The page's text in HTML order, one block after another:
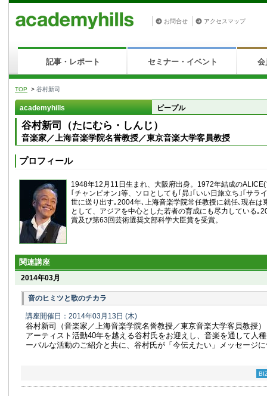
お問合せ アクセスマップ
記事・レポート セミナー・イベント 会
TOP > 谷村新司
academyhills ピープル
谷村新司（たにむら・しんじ）
音楽家／上海音楽学院名誉教授／東京音楽大学客員教授
プロフィール
1948年12月11日生まれ、大阪府出身。1972年結成の
｢チャンピオン｣等、ソロとしても｢昴｣｢いい日旅立ち｣｢サラ
世に送り出す｡2004年､上海音楽学院常任教授に就任､現在は
として、アジアを中心とした若者の育成にも尽力している｡
賞及び第63回芸術選奨文部科学大臣賞を受賞。
関連講座
2014年03月
音のヒミツと歌のチカラ
講座開催日：2014年03月13日 (木)
谷村新司（音楽家／上海音楽学院名誉教授／東京音楽大学客員教授）
アーティスト活動40年を越える谷村氏をお迎えし、音楽を通して人
ーバルな活動のご紹介と共に、谷村氏が「今伝えたい」メッセージ